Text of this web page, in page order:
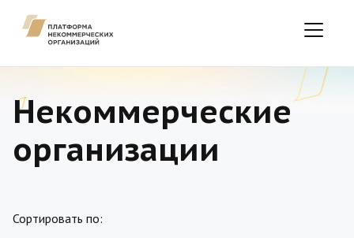
Некоммерческие
организации
Сортировать по: